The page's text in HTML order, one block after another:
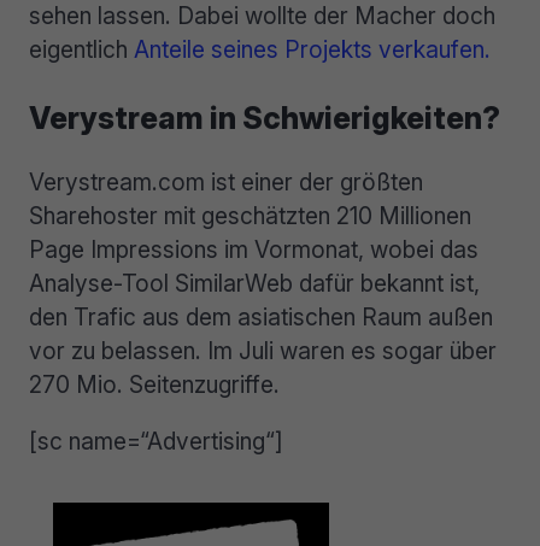
sehen lassen. Dabei wollte der Macher doch
eigentlich Anteile seines Projekts verkaufen.
Verystream in Schwierigkeiten?
Verystream.com ist einer der größten
Sharehoster mit geschätzten 210 Millionen
Page Impressions im Vormonat, wobei das
Analyse-Tool SimilarWeb dafür bekannt ist,
den Trafic aus dem asiatischen Raum außen
vor zu belassen. Im Juli waren es sogar über
270 Mio. Seitenzugriffe.
[sc name=“Advertising“]